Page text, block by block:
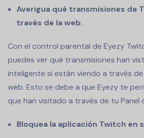
Averigua qué transmisiones de
través de la web.
Con el control parental de Eyezy
puedes ver qué transmisiones han
inteligente si están viendo a través
web. Esto se debe a que Eyezy te
que han visitado a través de tu Panel
Bloquea la aplicación Twitch en